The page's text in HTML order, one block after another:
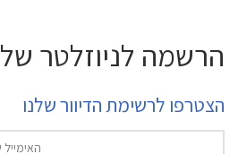
הרשמה לניוזלטר של ChiPortal
הצטרפו לרשימת הדיוור שלנו